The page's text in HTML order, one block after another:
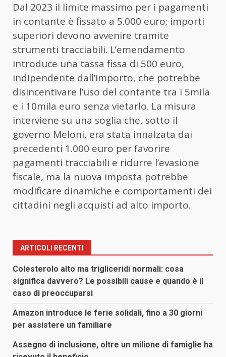
Dal 2023 il limite massimo per i pagamenti
in contante è fissato a 5.000 euro; importi
superiori devono avvenire tramite
strumenti tracciabili. L’emendamento
introduce una tassa fissa di 500 euro,
indipendente dall’importo, che potrebbe
disincentivare l’uso del contante tra i 5mila
e i 10mila euro senza vietarlo. La misura
interviene su una soglia che, sotto il
governo Meloni, era stata innalzata dai
precedenti 1.000 euro per favorire
pagamenti tracciabili e ridurre l’evasione
fiscale, ma la nuova imposta potrebbe
modificare dinamiche e comportamenti dei
cittadini negli acquisti ad alto importo.
ARTICOLI RECENTI
Colesterolo alto ma trigliceridi normali: cosa
significa davvero? Le possibili cause e quando è il
caso di preoccuparsi
Amazon introduce le ferie solidali, fino a 30 giorni
per assistere un familiare
Assegno di inclusione, oltre un milione di famiglie ha